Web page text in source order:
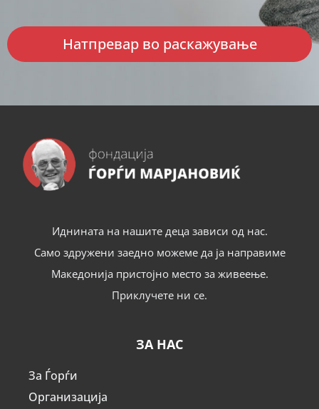
Натпревар во раскажување
Иднината на нашите деца зависи од нас.
Само здружени заедно можеме да ја направиме
Македонија пристојно место за живеење.
Приклучете ни се.
ЗА НАС
За Ѓорѓи
Организација